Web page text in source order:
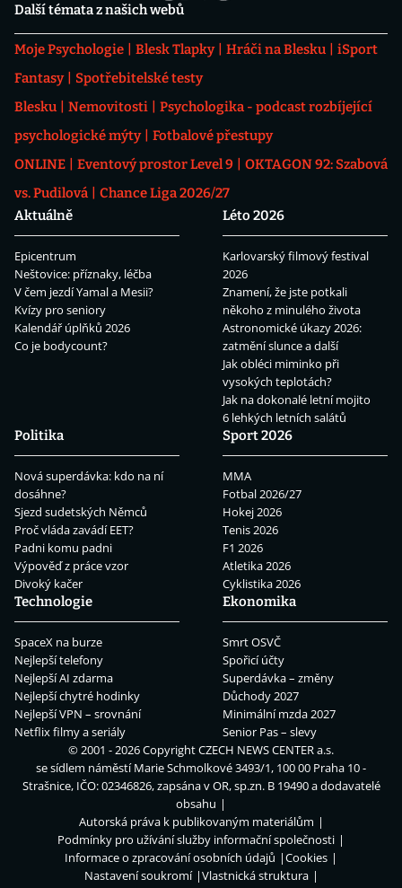
Další témata z našich webů
Moje Psychologie Blesk Tlapky Hráči na Blesku
iSport
Fantasy
Spotřebitelské testy
Blesku
Nemovitosti
Psychologika - podcast rozbíjející
psychologické mýty
Fotbalové přestupy
ONLINE
Eventový prostor Level 9
OKTAGON 92: Szabová
vs. Pudilová
Chance Liga 2026/27
Aktuálně
Epicentrum
Neštovice: příznaky, léčba
V čem jezdí Yamal a Mesii?
Kvízy pro seniory
Kalendář úplňků 2026
Co je bodycount?
Léto 2026
Karlovarský filmový festival
2026
Znamení, že jste potkali
někoho z minulého života
Astronomické úkazy 2026:
zatmění slunce a další
Jak obléci miminko při
vysokých teplotách?
Jak na dokonalé letní mojito
6 lehkých letních salátů
Politika
Nová superdávka: kdo na ní
dosáhne?
Sjezd sudetských Němců
Proč vláda zavádí EET?
Padni komu padni
Výpověď z práce vzor
Divoký kačer
Sport 2026
MMA
Fotbal 2026/27
Hokej 2026
Tenis 2026
F1 2026
Atletika 2026
Cyklistika 2026
Technologie
SpaceX na burze
Nejlepší telefony
Nejlepší AI zdarma
Nejlepší chytré hodinky
Nejlepší VPN – srovnání
Netflix filmy a seriály
Ekonomika
Smrt OSVČ
Spořicí účty
Superdávka – změny
Důchody 2027
Minimální mzda 2027
Senior Pas – slevy
© 2001 - 2026 CopyrightCZECH NEWS CENTER a.s.
se sídlem náměstí Marie Schmolkové 3493/1, 100 00 Praha 10 -
Strašnice, IČO: 02346826, zapsána v OR, sp.zn. B 19490 a dodavatelé
obsahu
Autorská práva k publikovaným materiálům
Podmínky pro užívání služby informační společnosti
Informace o zpracování osobních údajů
Cookies
Nastavení soukromí
Vlastnická struktura